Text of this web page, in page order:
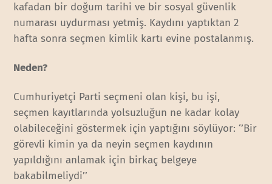
kafadan bir doğum tarihi ve bir sosyal güvenlik
numarası uydurması yetmiş. Kaydını yaptıktan 2
hafta sonra seçmen kimlik kartı evine postalanmış.
Neden?
Cumhuriyetçi Parti seçmeni olan kişi, bu işi,
seçmen kayıtlarında yolsuzluğun ne kadar kolay
olabileceğini göstermek için yaptığını söylüyor: ‘’Bir
görevli kimin ya da neyin seçmen kaydının
yapıldığını anlamak için birkaç belgeye
bakabilmeliydi’’